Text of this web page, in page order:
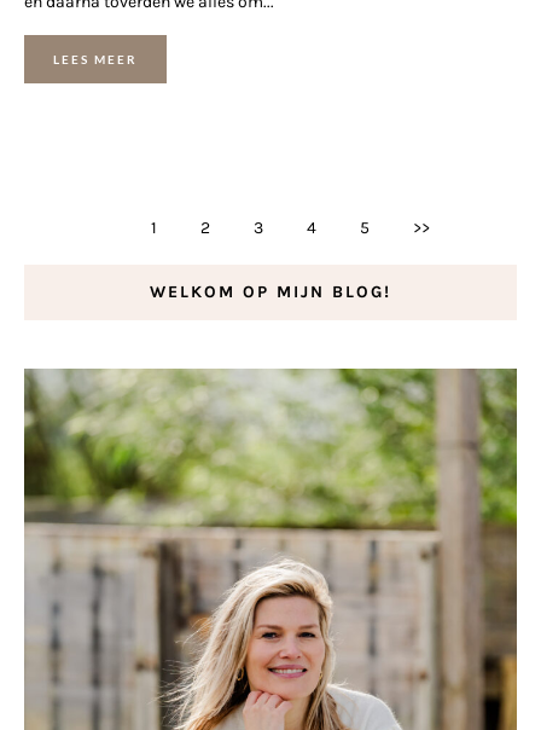
LEES MEER
1 2 3 4 5 >>
WELKOM OP MIJN BLOG!